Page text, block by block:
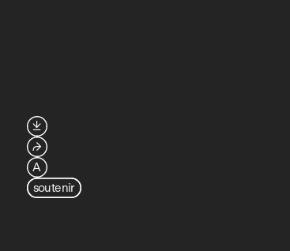

⮫
A
soutenir